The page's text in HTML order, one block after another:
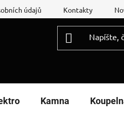
údajů Kontakty
Kamna